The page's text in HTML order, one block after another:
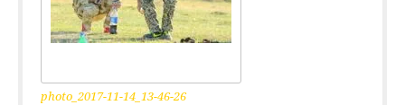
photo_2017-11-14_13-46-26